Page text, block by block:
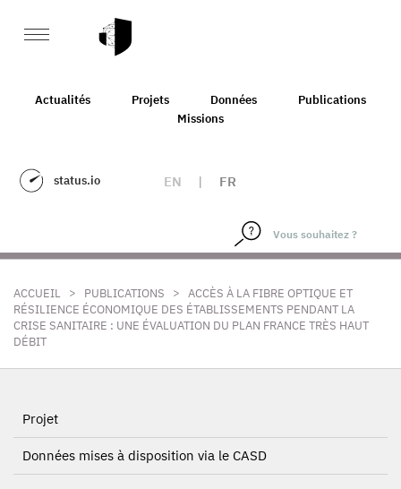
Actualités Projets Données
Publications
Missions
status.io EN | FR
ACCUEIL > PUBLICATIONS > ACCÈS À LA FIBRE OPTIQUE ET
RÉSILIENCE ÉCONOMIQUE DES ÉTABLISSEMENTS PENDANT LA
CRISE SANITAIRE : UNE ÉVALUATION DU PLAN FRANCE TRÈS HAUT
DÉBIT
Projet
Données mises à disposition via le CASD